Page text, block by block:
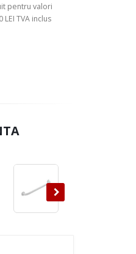
pentru valori
TVA inclus